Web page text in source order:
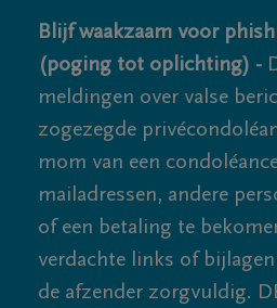
Blijf waakzaam voor
(poging tot oplichting) -
meldingen over valse
zogezegde
mom van een
mailadressen, andere
of een betaling te
verdachte links of
de afzender zorgvuldig.